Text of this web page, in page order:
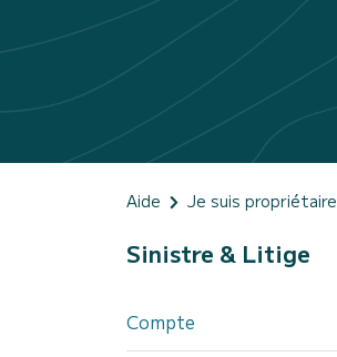
Aide Je suis propriétaire
Sinistre & Litige
Compte